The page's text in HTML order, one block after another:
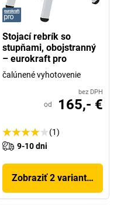
Stojací rebrík so
stupňami, obojstranný
– eurokraft pro
čalúnené vyhotovenie
bez DPH
od 165,- €
(1)
9-10 dni
Zobraziť 2 variantov